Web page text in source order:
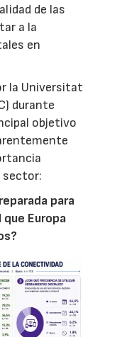
de las
a la
en
la Universitat
durante
objetivo
sector:
para
Europa